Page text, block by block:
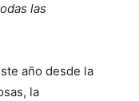
las
año desde la
la